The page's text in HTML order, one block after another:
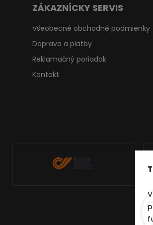
ZÁKAZNÍCKY SERVIS
Všeobecné obchodné podmienky
Doprava a platby
Reklamačný poriadok
Kontakt